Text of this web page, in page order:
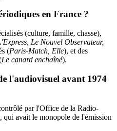
en France ?
(culture, famille, chasse),
Le Nouvel Observateur,
(Paris-Match, Elle), et des
Le canard enchaîné).
l'audiovisuel avant 1974
par l'Office de la Radio-
avait le monopole de l'émission